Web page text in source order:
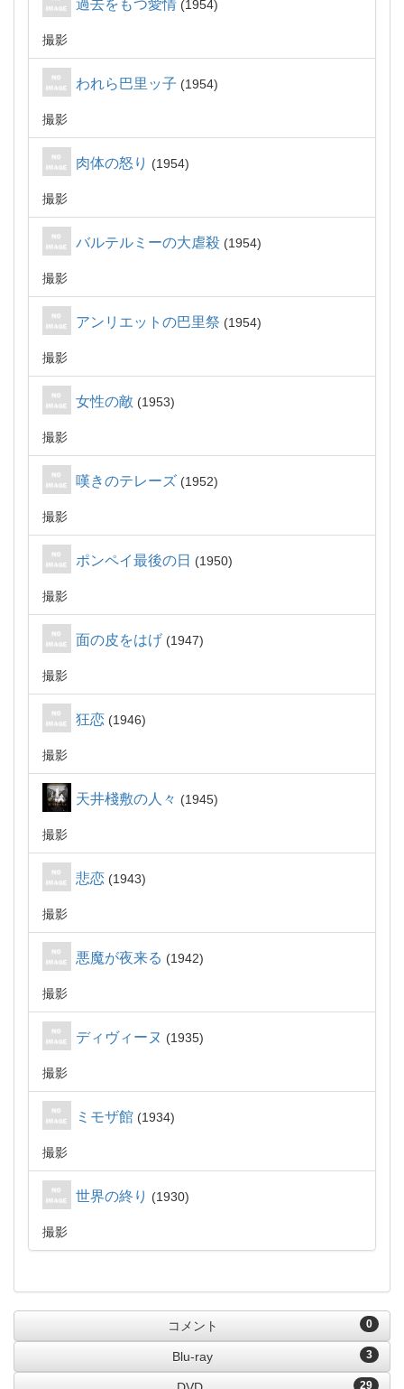
過去をもつ愛情 1954
撮影
われら巴里ッ子 1954
撮影
肉体の怒り 1954
撮影
バルテルミーの大虐殺 1954
撮影
アンリエットの巴里祭 1954
撮影
女性の敵 1953
撮影
嘆きのテレーズ 1952
撮影
ポンペイ最後の日 1950
撮影
面の皮をはげ 1947
撮影
狂恋 1946
撮影
天井棧敷の人々 1945
撮影
悲恋 1943
撮影
悪魔が夜来る 1942
撮影
ディヴィーヌ 1935
撮影
ミモザ館 1934
撮影
世界の終り 1930
撮影
0
コメント
3
Blu-ray
29